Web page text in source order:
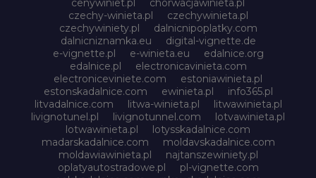
cenywiniet.pl
chorwacjawinieta.pl
czechy-winieta.pl
czechywinieta.pl
czechywiniety.pl
dalnicnipoplatky.com
dalnicniznamka.eu
digital-vignette.de
e-vignette.pl
e-winieta.eu
edalnice.org
edalnice.pl
electronicavinieta.com
electroniceviniete.com
estoniawinieta.pl
estonskadalnice.com
ewinieta.pl
info365.pl
litvadalnice.com
litwa-winieta.pl
litwawinieta.pl
livignotunel.pl
livignotunnel.com
lotvawinieta.pl
lotwawinieta.pl
lotysskadalnice.com
madarskadalnice.com
moldavskadalnice.com
moldawiawinieta.pl
najtanszewiniety.pl
oplatyautostradowe.pl
pl-vignette.com